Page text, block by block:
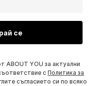
се
ABOUT YOU за актуални
с Политика за
съгласието си по всяко